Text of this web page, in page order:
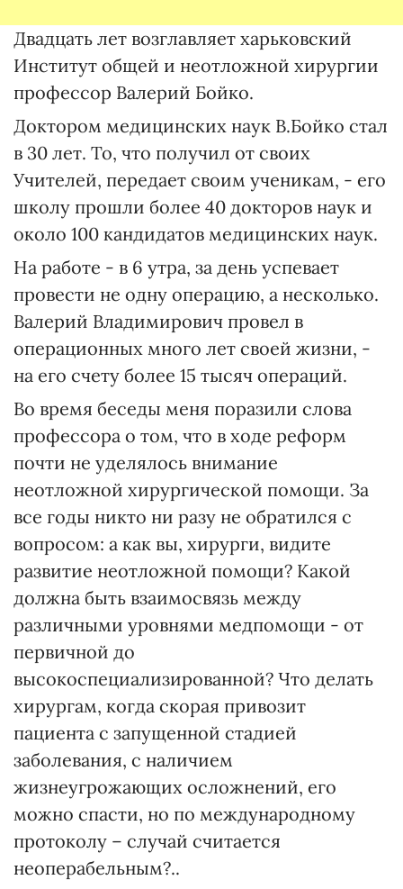
Двадцать лет возглавляет харьковский
Институт общей и неотложной хирургии
профессор Валерий Бойко.
Доктором медицинских наук В.Бойко стал
в 30 лет. То, что получил от своих
Учителей, передает своим ученикам, - его
школу прошли более 40 докторов наук и
около 100 кандидатов медицинских наук.
На работе - в 6 утра, за день успевает
провести не одну операцию, а несколько.
Валерий Владимирович провел в
операционных много лет своей жизни, -
на его счету более 15 тысяч операций.
Во время беседы меня поразили слова
профессора о том, что в ходе реформ
почти не уделялось внимание
неотложной хирургической помощи. За
все годы никто ни разу не обратился с
вопросом: а как вы, хирурги, видите
развитие неотложной помощи? Какой
должна быть взаимосвязь между
различными уровнями медпомощи - от
первичной до
высокоспециализированной? Что делать
хирургам, когда скорая привозит
пациента с запущенной стадией
заболевания, с наличием
жизнеугрожающих осложнений, его
можно спасти, но по международному
протоколу – случай считается
неоперабельным?..